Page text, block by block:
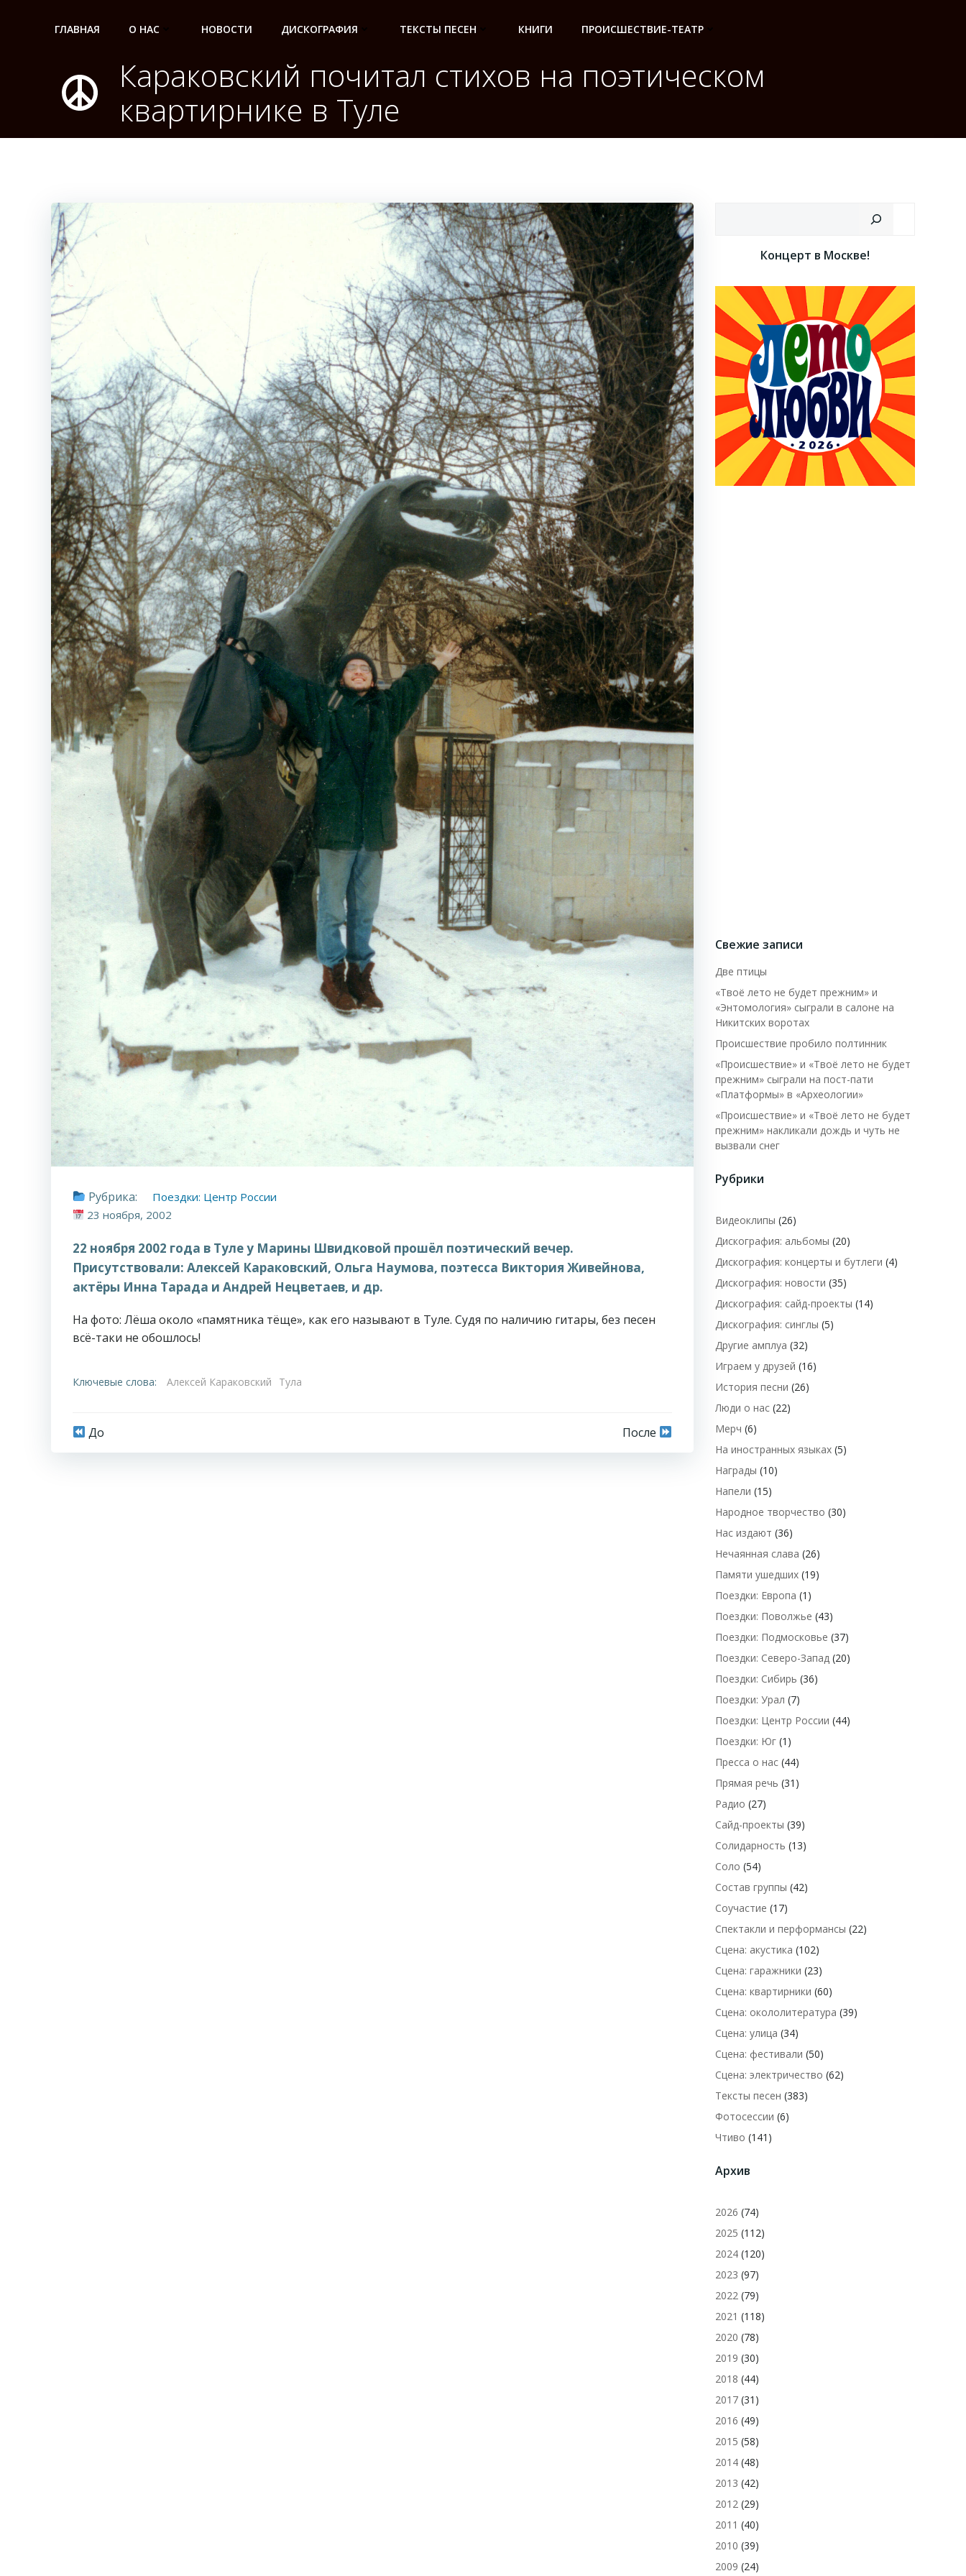
ГЛАВНАЯ О НАС НОВОСТИ ДИСКОГРАФИЯ ТЕКСТЫ ПЕСЕН КНИГИ ПРОИСШЕСТВИЕ-ТЕАТР
Караковский почитал стихов на поэтическом
квартирнике в Туле
Рубрика:
Поездки: Центр России
23 ноября, 2002
22 ноября 2002 года в Туле у Марины Швидковой прошёл поэтический вечер.
Присутствовали: Алексей Караковский, Ольга Наумова, поэтесса Виктория Живейнова,
актёры Инна Тарада и Андрей Нецветаев, и др.
На фото: Лёша около «памятника тёще», как его называют в Туле. Судя по наличию гитары, без песен
всё-таки не обошлось!
Ключевые слова: Алексей Караковский Тула
Навигация
До После
Концерт в Москве!
Свежие записи
Две птицы
«Твоё лето не будет прежним» и
«Энтомология» сыграли в салоне на
Никитских воротах
Происшествие пробило полтинник
«Происшествие» и «Твоё лето не будет
прежним» сыграли на пост-пати
«Платформы» в «Археологии»
«Происшествие» и «Твоё лето не будет
прежним» накликали дождь и чуть не
вызвали снег
Рубрики
Видеоклипы (26)
Дискография: альбомы (20)
Дискография: концерты и бутлеги (4)
Дискография: новости (35)
Дискография: сайд-проекты (14)
Дискография: синглы (5)
Другие амплуа (32)
Играем у друзей (16)
История песни (26)
Люди о нас (22)
Мерч (6)
На иностранных языках (5)
Награды (10)
Напели (15)
Народное творчество (30)
Нас издают (36)
Нечаянная слава (26)
Памяти ушедших (19)
Поездки: Европа (1)
Поездки: Поволжье (43)
Поездки: Подмосковье (37)
Поездки: Северо-Запад (20)
Поездки: Сибирь (36)
Поездки: Урал (7)
Поездки: Центр России (44)
Поездки: Юг (1)
Пресса о нас (44)
Прямая речь (31)
Радио (27)
Сайд-проекты (39)
Солидарность (13)
Соло (54)
Состав группы (42)
Соучастие (17)
Спектакли и перформансы (22)
Сцена: акустика (102)
Сцена: гаражники (23)
Сцена: квартирники (60)
Сцена: окололитература (39)
Сцена: улица (34)
Сцена: фестивали (50)
Сцена: электричество (62)
Тексты песен (383)
Фотосессии (6)
Чтиво (141)
Архив
2026 (74)
2025 (112)
2024 (120)
2023 (97)
2022 (79)
2021 (118)
2020 (78)
2019 (30)
2018 (44)
2017 (31)
2016 (49)
2015 (58)
2014 (48)
2013 (42)
2012 (29)
2011 (40)
2010 (39)
2009 (24)